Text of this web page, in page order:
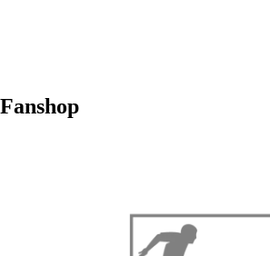
Fanshop